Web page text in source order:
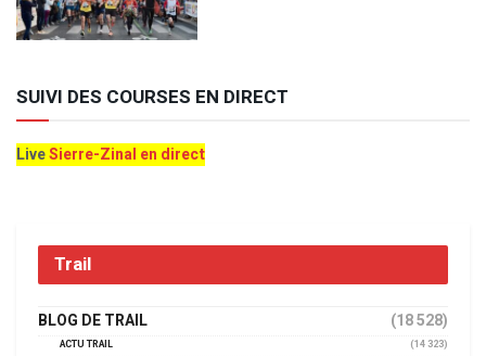
SUIVI DES COURSES EN DIRECT
LiveSierre-Zinal en direct
Trail
BLOG DE TRAIL (18 528)
ACTU TRAIL
(14 323)